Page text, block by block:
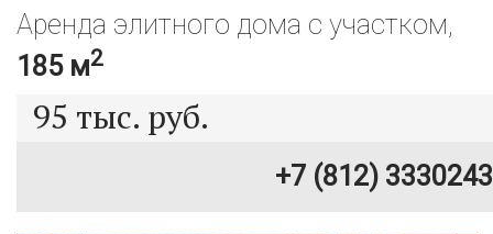
Аренда элитного дома с участком,
185 м2
95 тыс. руб.
+7 (812) 3330243